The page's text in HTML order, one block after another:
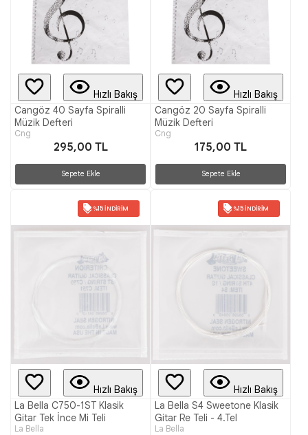
Hızlı Bakış
Cangöz 40 Sayfa Spiralli
Müzik Defteri
Cng
295,00 TL
Sepete Ekle
Hızlı Bakış
Cangöz 20 Sayfa Spiralli
Müzik Defteri
Cng
175,00 TL
Sepete Ekle
%15 İNDIRIM
Hızlı Bakış
La Bella C750-1ST Klasik
Gitar Tek İnce Mi Teli
La Bella
%15 İNDIRIM
Hızlı Bakış
La Bella S4 Sweetone Klasik
Gitar Re Teli - 4.Tel
La Bella